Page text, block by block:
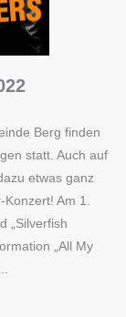
Berg finden
statt. Auch auf
etwas ganz
Konzert! Am 1.
„Silverfish
„All My